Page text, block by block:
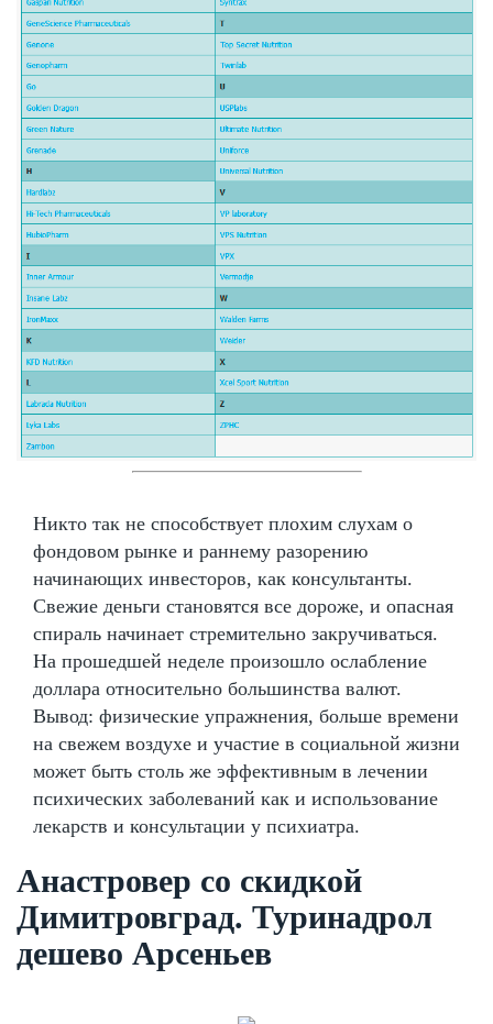
Никто так не способствует плохим слухам о
фондовом рынке и раннему разорению
начинающих инвесторов, как консультанты.
Свежие деньги становятся все дороже, и опасная
спираль начинает стремительно закручиваться.
На прошедшей неделе произошло ослабление
доллара относительно большинства валют.
Вывод: физические упражнения, больше времени
на свежем воздухе и участие в социальной жизни
может быть столь же эффективным в лечении
психических заболеваний как и использование
лекарств и консультации у психиатра.
Анастровер со скидкой
Димитровград. Туринадрол
дешево Арсеньев